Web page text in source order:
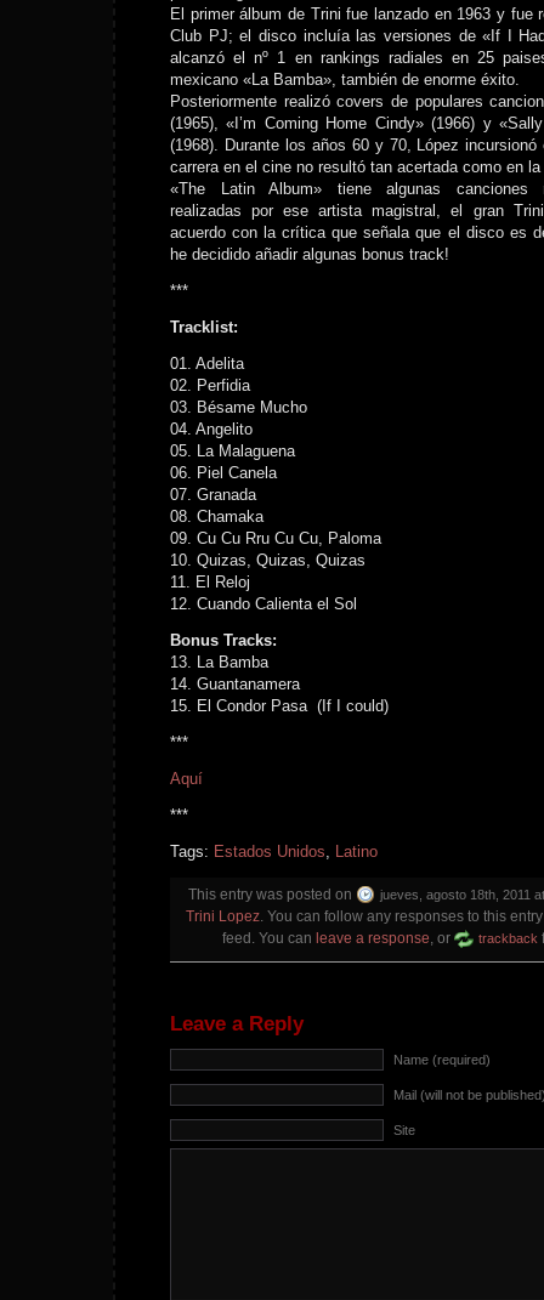
El primer álbum de Trini fue lanzado en 1963 y fue
Club PJ; el disco incluía las versiones de «If I
alcanzó el nº 1 en rankings radiales en 25
mexicano «La Bamba», también de enorme éxito.
Posteriormente realizó covers de populares
(1965), «I’m Coming Home Cindy» (1966) y
(1968). Durante los años 60 y 70, López
carrera en el cine no resultó tan acertada como en
«The Latin Album» tiene algunas canciones
realizadas por ese artista magistral, el gran
acuerdo con la crítica que señala que el disco es
he decidido añadir algunas bonus track!
***
Tracklist:
01. Adelita
02. Perfidia
03. Bésame Mucho
04. Angelito
05. La Malaguena
06. Piel Canela
07. Granada
08. Chamaka
09. Cu Cu Rru Cu Cu, Paloma
10. Quizas, Quizas, Quizas
11. El Reloj
12. Cuando Calienta el Sol
Bonus Tracks:
13. La Bamba
14. Guantanamera
15. El Condor Pasa (If I could)
***
Aquí
***
Tags: Estados Unidos, Latino
This entry was posted on jueves, agosto 18th, 2011
Trini Lopez. You can follow any responses to this
feed. You can leave a response, or trackback
Leave a Reply
Name (required)
Mail (will not be
Site